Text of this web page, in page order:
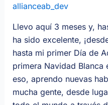
allianceab_dev
Llevo aquí 3 meses y,
ha sido excelente,
hasta mi primer Día de
primera Navidad Blanca
eso, aprendo nuevas
mucha gente, desde